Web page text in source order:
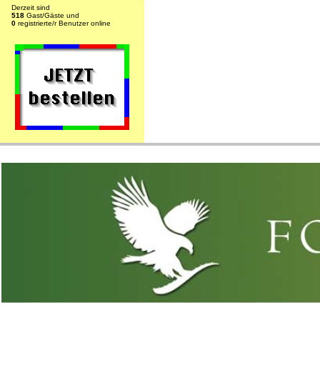
Derzeit sind
518 Gast/Gäste und
0 registrierte/r Benutzer online